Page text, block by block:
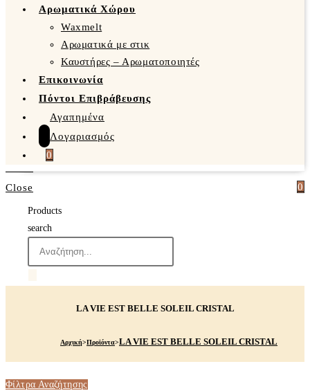
Αρωματικά Χώρου
Waxmelt
Αρωματικά με στικ
Καυστήρες – Αρωματοποιητές
Επικοινωνία
Πόντοι Επιβράβευσης
Αγαπημένα
Λογαριασμός
0
0
Close
Products
search
LA VIE EST BELLE SOLEIL CRISTAL
Αρχική>Προϊόντα>LA VIE EST BELLE SOLEIL CRISTAL
Φίλτρα Αναζήτησης